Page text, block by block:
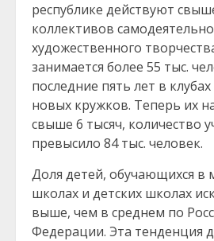
республике действуют
коллективов
художественного
занимается более 55 тыс.
последние пять лет в
новых кружков. Теперь их
свыше 6 тысяч, количество
превысило 84 тыс. человек.
Доля детей, обучающихся в
школах и детских школах
выше, чем в среднем по
Федерации. Эта тенденция